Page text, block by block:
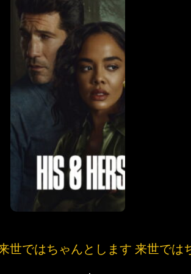
世ではちゃんとします 来世では